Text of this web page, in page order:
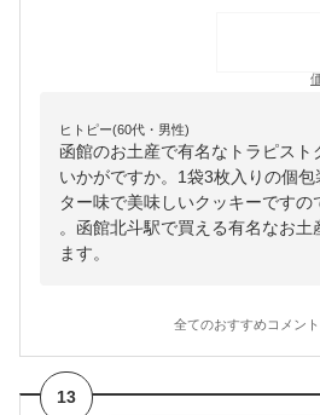
ヒトピー(60代・男性)
函館のお土産で有名なトラピスト
いかがですか。1袋3枚入りの個
ター味で美味しいクッキーですの
。函館北斗駅で買える有名なお土
ます。
全てのおすすめコメント
13